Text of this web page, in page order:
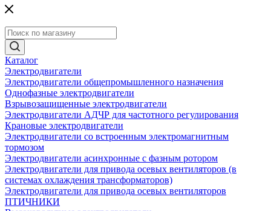
Каталог
Электродвигатели
Электродвигатели общепромышленного назначения
Однофазные электродвигатели
Взрывозащищенные электродвигатели
Электродвигатели АДЧР для частотного регулирования
Крановые электродвигатели
Электродвигатели со встроенным электромагнитным
тормозом
Электродвигатели асинхронные с фазным ротором
Электродвигатели для привода осевых вентиляторов (в
системах охлаждения трансформаторов)
Электродвигатели для привода осевых вентиляторов
ПТИЧНИКИ